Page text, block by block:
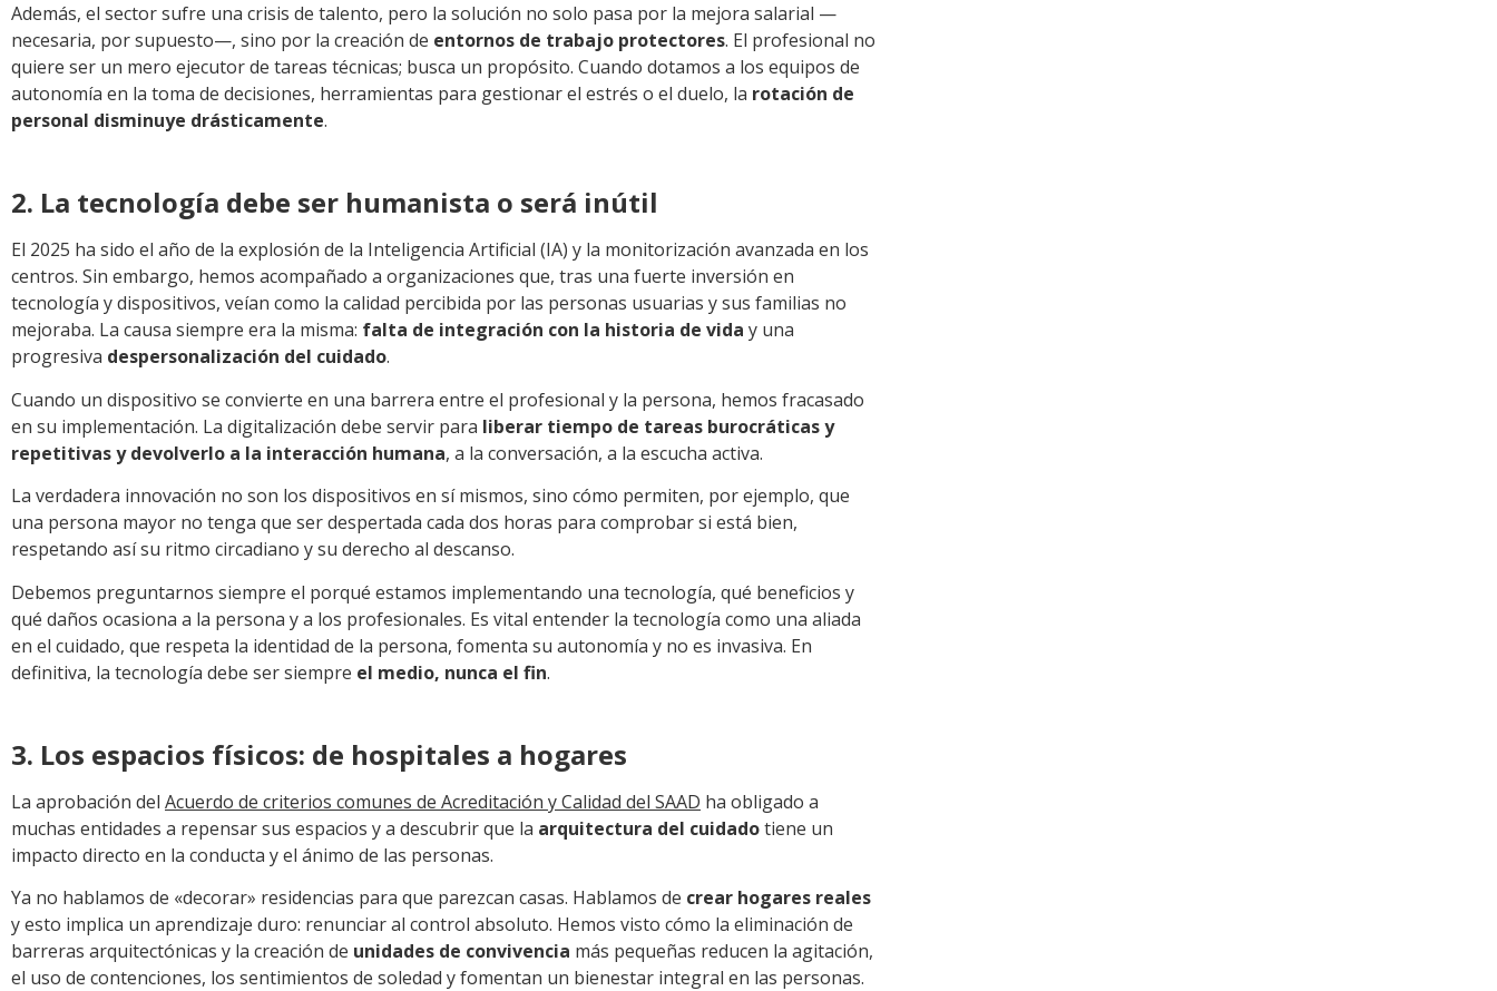
Además, el sector sufre una crisis de talento, pero la solución no solo pasa por la mejora salarial —
necesaria, por supuesto—, sino por la creación de entornos de trabajo protectores. El profesional no
quiere ser un mero ejecutor de tareas técnicas; busca un propósito. Cuando dotamos a los equipos de
autonomía en la toma de decisiones, herramientas para gestionar el estrés o el duelo, la rotación de
personal disminuye drásticamente.
2. La tecnología debe ser humanista o será inútil
El 2025 ha sido el año de la explosión de la Inteligencia Artificial (IA) y la monitorización avanzada en los
centros. Sin embargo, hemos acompañado a organizaciones que, tras una fuerte inversión en
tecnología y dispositivos, veían como la calidad percibida por las personas usuarias y sus familias no
mejoraba. La causa siempre era la misma: falta de integración con la historia de vida y una
progresiva despersonalización del cuidado.
Cuando un dispositivo se convierte en una barrera entre el profesional y la persona, hemos fracasado
en su implementación. La digitalización debe servir para liberar tiempo de tareas burocráticas y
repetitivas y devolverlo a la interacción humana, a la conversación, a la escucha activa.
La verdadera innovación no son los dispositivos en sí mismos, sino cómo permiten, por ejemplo, que
una persona mayor no tenga que ser despertada cada dos horas para comprobar si está bien,
respetando así su ritmo circadiano y su derecho al descanso.
Debemos preguntarnos siempre el porqué estamos implementando una tecnología, qué beneficios y
qué daños ocasiona a la persona y a los profesionales. Es vital entender la tecnología como una aliada
en el cuidado, que respeta la identidad de la persona, fomenta su autonomía y no es invasiva. En
definitiva, la tecnología debe ser siempre el medio, nunca el fin.
3. Los espacios físicos: de hospitales a hogares
La aprobación del Acuerdo de criterios comunes de Acreditación y Calidad del SAAD ha obligado a
muchas entidades a repensar sus espacios y a descubrir que la arquitectura del cuidadotiene un
impacto directo en la conducta y el ánimo de las personas.
Ya no hablamos de «decorar» residencias para que parezcan casas. Hablamos de crear hogares reales
y esto implica un aprendizaje duro: renunciar al control absoluto. Hemos visto cómo la eliminación de
barreras arquitectónicas y la creación de unidades de convivencia más pequeñas reducen la agitación,
el uso de contenciones, los sentimientos de soledad y fomentan un bienestar integral en las personas.